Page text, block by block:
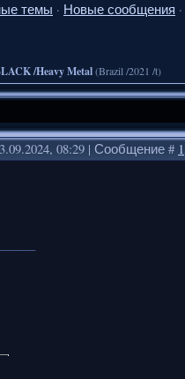
темы · Новые сообщения ·
/Heavy Metal(Brazil /2021 /t)
08:29 | Сообщение # 1